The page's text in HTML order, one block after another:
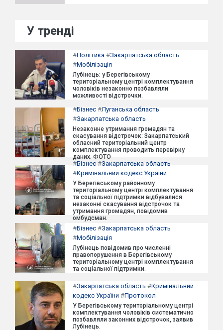
У тренді
#Політика #Закарпатська область
#Мобілізація
Лубінець: у Берегівському
територіальному центрі комплектування
чоловіків незаконно позбавляли
можливості відстрочки.
#Бізнес #Луганська область
#Закарпатська область
Незаконне утримання громадян та
скасування відстрочок: Закарпатський
обласний територіальний центр
комплектування проводить перевірку
даних. ФОТО
#Бізнес #Закарпатська область
#Кримінальний кодекс України
У Берегівському районному
територіальному центрі комплектування
та соціальної підтримки відбувалися
незаконні скасування відстрочок та
утримання громадян, повідомив
омбудсман.
#Бізнес #Закарпатська область
#Мобілізація
Лубінець повідомив про численні
правопорушення в Берегівському
територіальному центрі комплектування
та соціальної підтримки.
#Закарпатська область #Кримінальний
кодекс України #Протокол
У Берегівському територіальному центрі
комплектування чоловіків систематично
позбавляли законних відстрочок, заявив
Лубінець.